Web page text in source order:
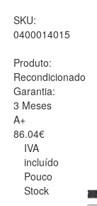
SKU:
0400014015
Produto:
Recondicionado
Garantia:
3 Meses
A+
86.04€
IVA
incluído
Pouco
Stock